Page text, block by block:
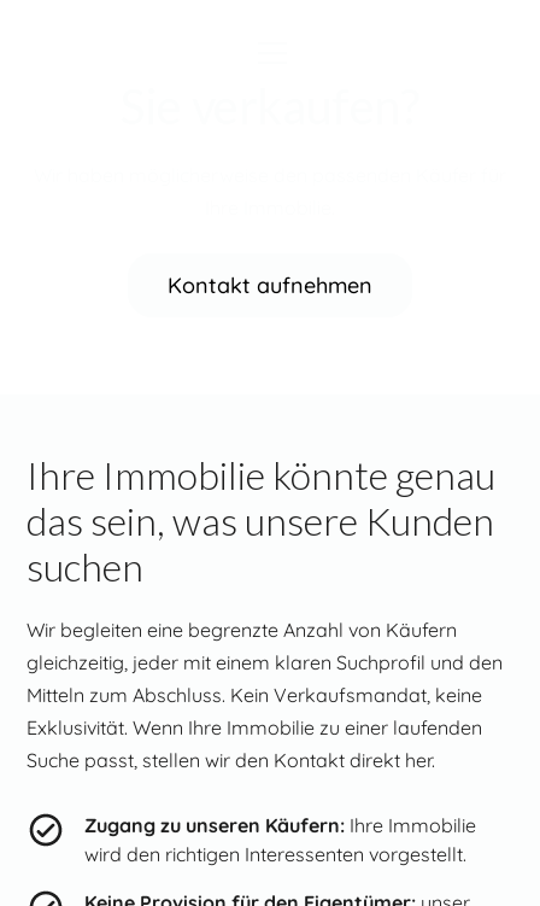
Kontakt aufnehmen
Ihre Immobilie könnte genau
das sein, was unsere Kunden
suchen
Wir begleiten eine begrenzte Anzahl von Käufern
gleichzeitig, jeder mit einem klaren Suchprofil und den
Mitteln zum Abschluss. Kein Verkaufsmandat, keine
Exklusivität. Wenn Ihre Immobilie zu einer laufenden
Suche passt, stellen wir den Kontakt direkt her.
Zugang zu unseren Käufern: Ihre Immobilie
wird den richtigen Interessenten vorgestellt.